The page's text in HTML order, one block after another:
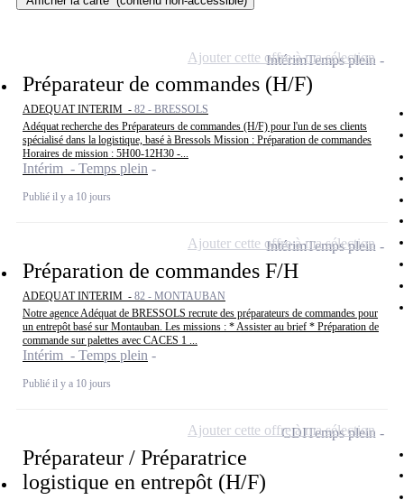
Préparateur de commandes (H/F)
ADEQUAT INTERIM - 82 - BRESSOLS
Adéquat recherche des Préparateurs de commandes (H/F) pour l'un de ses clients
spécialisé dans la logistique, basé à Bressols Mission : Préparation de commandes
Horaires de mission : 5H00-12H30 -...
Intérim - Temps plein
Publié il y a 10 jours
IntérimTemps plein
Ajouter cette offre à ma sélection
Préparation de commandes F/H
ADEQUAT INTERIM - 82 - MONTAUBAN
Notre agence Adéquat de BRESSOLS recrute des préparateurs de commandes pour
un entrepôt basé sur Montauban. Les missions : * Assister au brief * Préparation de
commande sur palettes avec CACES 1 ...
Intérim - Temps plein
Publié il y a 10 jours
IntérimTemps plein
Ajouter cette offre à ma sélection
Préparateur / Préparatrice
logistique en entrepôt (H/F)
CDITemps plein
Ajouter cette offre à ma sélection